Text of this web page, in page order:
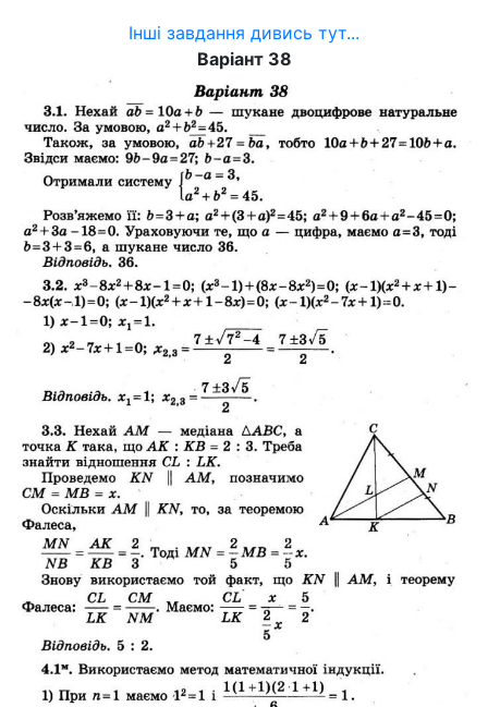
Інші завдання дивись тут...
Варіант 38